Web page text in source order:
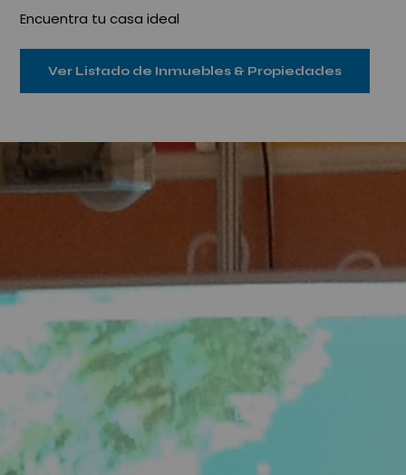
Encuentra tu casa ideal
Ver Listado de Inmuebles & Propiedades